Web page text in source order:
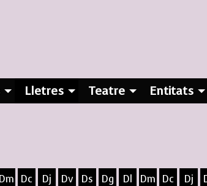
Lletres Teatre Entitats
Dm
Dc
Dj
Dv
Ds
Dg
Dl
Dm
Dc
Dj